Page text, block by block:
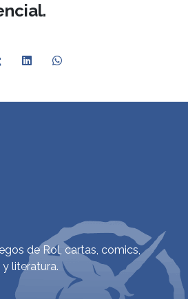
de Rol, cartas, comics,
literatura.